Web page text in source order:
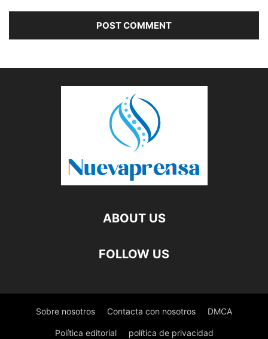
ABOUT US
FOLLOW US
Sobre nosotros Contacta con nosotros DMCA
Política editorial política de privacidad